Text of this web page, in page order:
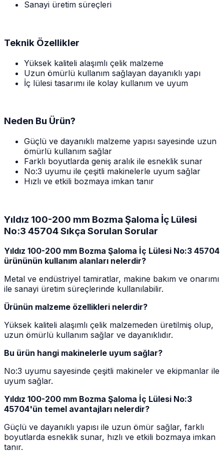
Sanayi üretim süreçleri
Teknik Özellikler
Yüksek kaliteli alaşımlı çelik malzeme
Uzun ömürlü kullanım sağlayan dayanıklı yapı
İç lülesi tasarımı ile kolay kullanım ve uyum
Neden Bu Ürün?
Güçlü ve dayanıklı malzeme yapısı sayesinde uzun
ömürlü kullanım sağlar
Farklı boyutlarda geniş aralık ile esneklik sunar
No:3 uyumu ile çeşitli makinelerle uyum sağlar
Hızlı ve etkili bozmaya imkan tanır
Yıldız 100-200 mm Bozma Şaloma İç Lülesi
No:3 45704 Sıkça Sorulan Sorular
Yıldız 100-200 mm Bozma Şaloma İç Lülesi No:3 45704
ürününün kullanım alanları nelerdir?
Metal ve endüstriyel tamiratlar, makine bakım ve onarımı
ile sanayi üretim süreçlerinde kullanılabilir.
Ürünün malzeme özellikleri nelerdir?
Yüksek kaliteli alaşımlı çelik malzemeden üretilmiş olup,
uzun ömürlü kullanım sağlar ve dayanıklıdır.
Bu ürün hangi makinelerle uyum sağlar?
No:3 uyumu sayesinde çeşitli makineler ve ekipmanlar ile
uyum sağlar.
Yıldız 100-200 mm Bozma Şaloma İç Lülesi No:3
45704'ün temel avantajları nelerdir?
Güçlü ve dayanıklı yapısı ile uzun ömür sağlar, farklı
boyutlarda esneklik sunar, hızlı ve etkili bozmaya imkan
tanır.